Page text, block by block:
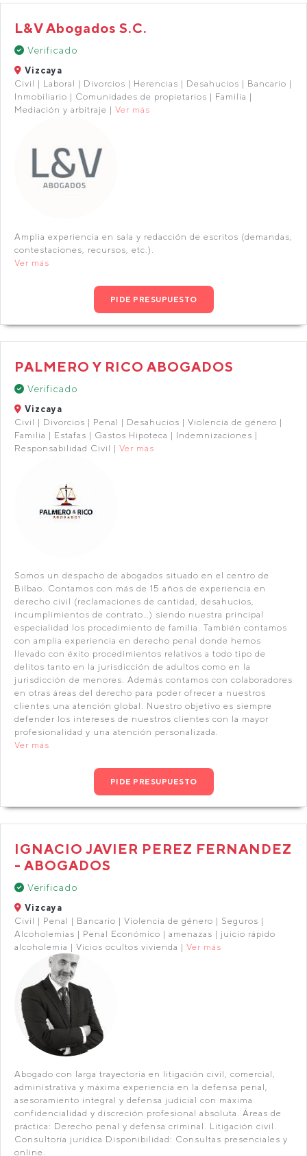
L&V Abogados S.C.
Verificado
Vizcaya
Civil | Laboral | Divorcios | Herencias | Desahucios | Bancario |
Inmobiliario | Comunidades de propietarios | Familia |
Mediación y arbitraje | Ver más
Amplia experiencia en sala y redacción de escritos (demandas,
contestaciones, recursos, etc.).
Ver más
PIDE PRESUPUESTO
PALMERO Y RICO ABOGADOS
Verificado
Vizcaya
Civil | Divorcios | Penal | Desahucios | Violencia de género |
Familia | Estafas | Gastos Hipoteca | Indemnizaciones |
Responsabilidad Civil | Ver más
Somos un despacho de abogados situado en el centro de
Bilbao. Contamos con más de 15 años de experiencia en
derecho civil (reclamaciones de cantidad, desahucios,
incumplimientos de contrato…) siendo nuestra principal
especialidad los procedimiento de familia. También contamos
con amplia experiencia en derecho penal donde hemos
llevado con éxito procedimientos relativos a todo tipo de
delitos tanto en la jurisdicción de adultos como en la
jurisdicción de menores. Además contamos con colaboradores
en otras áreas del derecho para poder ofrecer a nuestros
clientes una atención global. Nuestro objetivo es siempre
defender los intereses de nuestros clientes con la mayor
profesionalidad y una atención personalizada.
Ver más
PIDE PRESUPUESTO
IGNACIO JAVIER PEREZ FERNANDEZ
- ABOGADOS
Verificado
Vizcaya
Civil | Penal | Bancario | Violencia de género | Seguros |
Alcoholemias | Penal Económico | amenazas | juicio rápido
alcoholemia | Vicios ocultos vivienda | Ver más
Abogado con larga trayectoria en litigación civil, comercial,
administrativa y máxima experiencia en la defensa penal,
asesoramiento integral y defensa judicial con máxima
confidencialidad y discreción profesional absoluta. Áreas de
práctica: Derecho penal y defensa criminal. Litigación civil.
Consultoría jurídica Disponibilidad: Consultas presenciales y
online.